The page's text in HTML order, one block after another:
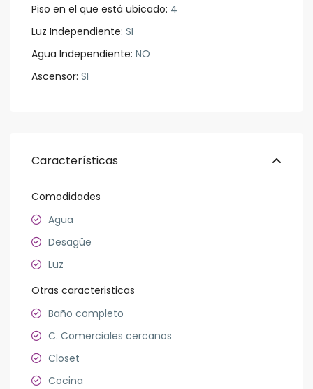
Piso en el que está ubicado: 4
Luz Independiente: SI
Agua Independiente: NO
Ascensor: SI
Características
Comodidades
Agua
Desagüe
Luz
Otras caracteristicas
Baño completo
C. Comerciales cercanos
Closet
Cocina